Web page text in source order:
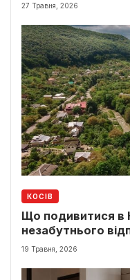
27 Травня, 2026
КОСІВ
Що подивитися в
незабутнього
19 Травня, 2026